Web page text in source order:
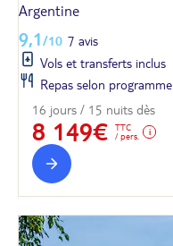
Argentine
9,1/10 7 avis
Vols et transferts inclus
Repas selon programme
16 jours / 15 nuits dès
8 149€
TTC
/ pers.